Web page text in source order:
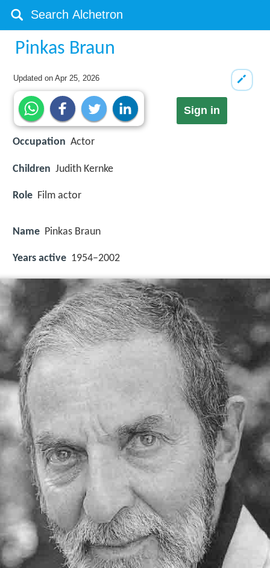
Pinkas Braun
Updated onApr 25, 2026
Sign in
Occupation Actor
Children Judith Kernke
Role Film actor
Name Pinkas Braun
Years active 1954–2002